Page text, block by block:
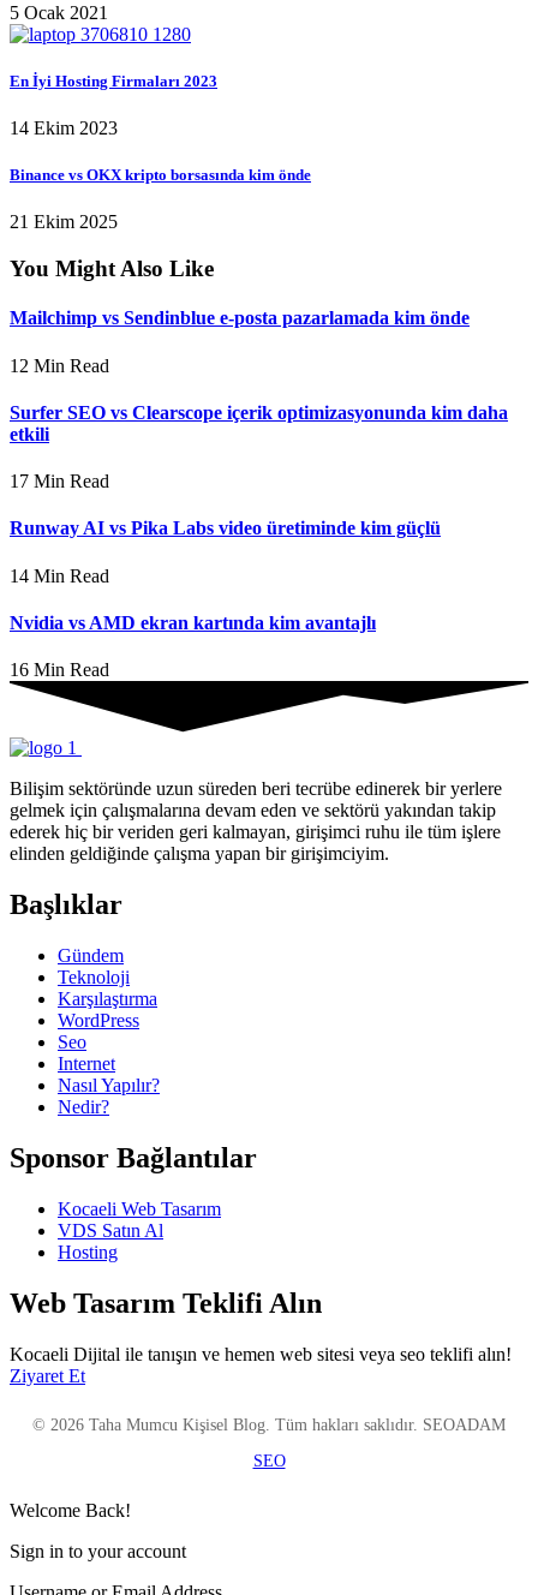
5 Ocak 2021
En İyi Hosting Firmaları 2023
14 Ekim 2023
Binance vs OKX kripto borsasında kim önde
21 Ekim 2025
You Might Also Like
Mailchimp vs Sendinblue e-posta pazarlamada kim önde
12 Min Read
Surfer SEO vs Clearscope içerik optimizasyonunda kim daha
etkili
17 Min Read
Runway AI vs Pika Labs video üretiminde kim güçlü
14 Min Read
Nvidia vs AMD ekran kartında kim avantajlı
16 Min Read
Bilişim sektöründe uzun süreden beri tecrübe edinerek bir yerlere
gelmek için çalışmalarına devam eden ve sektörü yakından takip
ederek hiç bir veriden geri kalmayan, girişimci ruhu ile tüm işlere
elinden geldiğinde çalışma yapan bir girişimciyim.
Başlıklar
Gündem
Teknoloji
Karşılaştırma
WordPress
Seo
Internet
Nasıl Yapılır?
Nedir?
Sponsor Bağlantılar
Kocaeli Web Tasarım
VDS Satın Al
Hosting
Web Tasarım Teklifi Alın
Kocaeli Dijital ile tanışın ve hemen web sitesi veya seo teklifi alın!
Ziyaret Et
© 2026 Taha Mumcu Kişisel Blog. Tüm hakları saklıdır. SEOADAM
SEO
Welcome Back!
Sign in to your account